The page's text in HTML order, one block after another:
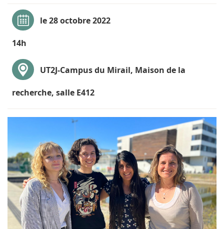
le 28 octobre 2022
14h
UT2J-Campus du Mirail, Maison de la
recherche, salle E412